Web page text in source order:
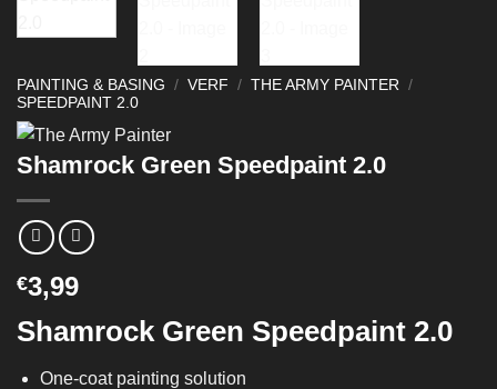
PAINTING & BASING / VERF / THE ARMY PAINTER /
SPEEDPAINT 2.0
Shamrock Green Speedpaint 2.0
€3,99
Shamrock Green Speedpaint 2.0
One-coat painting solution